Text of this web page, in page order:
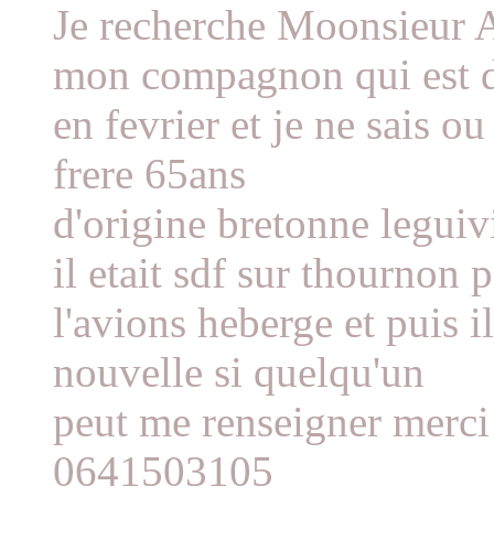
Je recherche
mon compagnon qui est
en fevrier et je ne sais
frere 65ans
d'origine bretonne
il etait sdf sur thournon
l'avions heberge et puis
nouvelle si quelqu'un
peut me renseigner
0641503105